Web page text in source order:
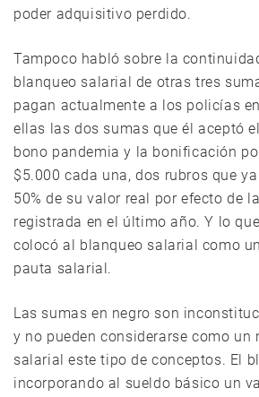
poder adquisitivo perdido.
Tampoco habló sobre la
blanqueo salarial de otras tres
pagan actualmente a los policías
ellas las dos sumas que él aceptó
bono pandemia y la bonificación
$5.000 cada una, dos rubros que
50% de su valor real por efecto de
registrada en el último año. Y lo
colocó al blanqueo salarial como
pauta salarial.
Las sumas en negro son
y no pueden considerarse como un
salarial este tipo de conceptos. El
incorporando al sueldo básico un